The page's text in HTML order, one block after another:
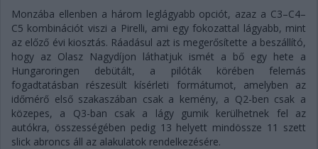
Monzába ellenben a három leglágyabb opciót, azaz a C3–C4–
C5 kombinációt viszi a Pirelli, ami egy fokozattal lágyabb, mint
az előző évi kiosztás. Ráadásul azt is megerősítette a beszállító,
hogy az Olasz Nagydíjon láthatjuk ismét a bő egy hete a
Hungaroringen debütált, a pilóták körében felemás
fogadtatásban részesült kísérleti formátumot, amelyben az
időmérő első szakaszában csak a kemény, a Q2-ben csak a
közepes, a Q3-ban csak a lágy gumik kerülhetnek fel az
autókra, összességében pedig 13 helyett mindössze 11 szett
slick abroncs áll az alakulatok rendelkezésére.